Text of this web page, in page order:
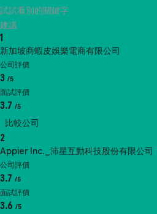
試試看別的關鍵字
建議
1
新加坡商蝦皮娛樂電商有限公司
公司評價
3 /5
面試評價
3.7 /5
比較公司
2
Appier Inc._沛星互動科技股份有限公司
公司評價
3.7 /5
面試評價
3.6 /5